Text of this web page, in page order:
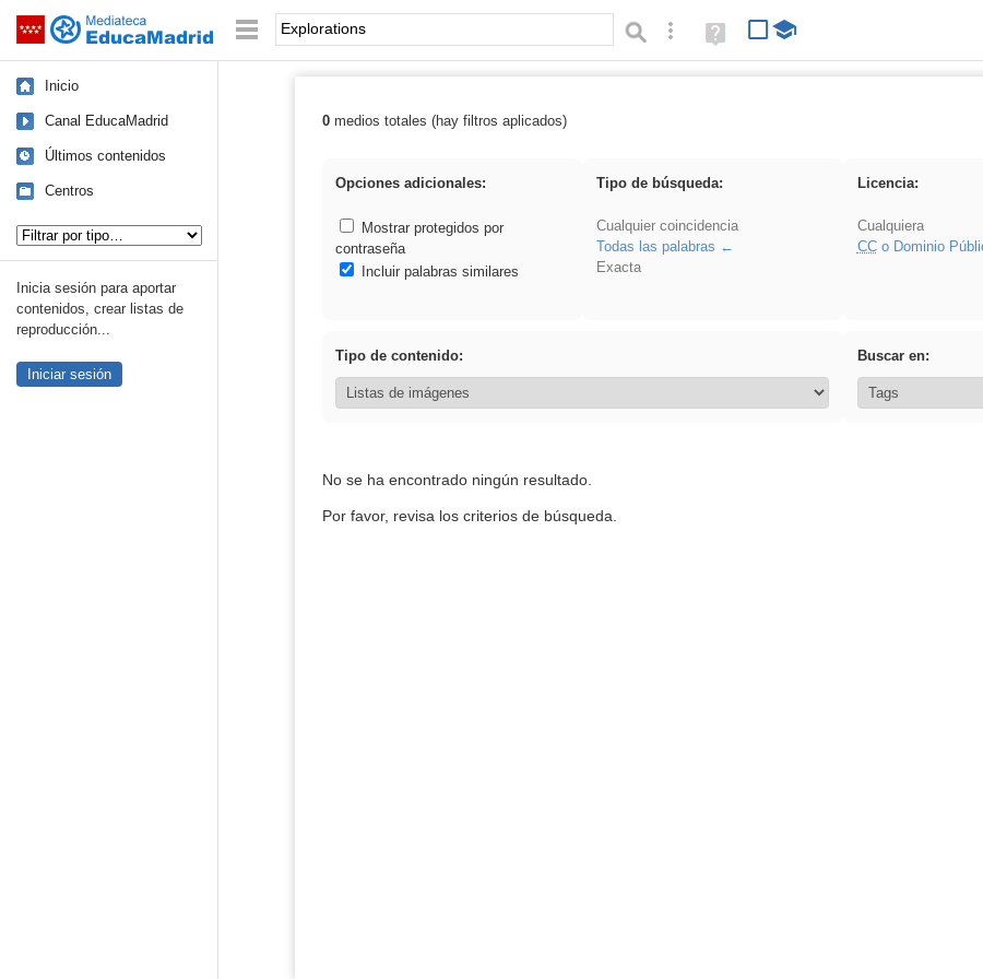
Saltar navegación Palabra o frase: Búsqueda avanzada
Ayuda
(en
Inicio
Canal EducaMadrid
Últimos contenidos
Centros
Inicia sesión para aportar
contenidos, crear listas de
reproducción...
Iniciar sesión
Resultados de: Explorations
0medios totales (hay filtros aplicados)
Opciones adicionales:
Mostrar protegidos por
contraseña
Incluir palabras similares
Tipo de búsqueda:
Cualquier coincidencia
Todas las palabras
Exacta
Licencia:
Cualquiera
CCo Dominio
Tipo de contenido: Buscar en:
No se ha encontrado ningún resultado.
Por favor, revisa los criterios de búsqueda.